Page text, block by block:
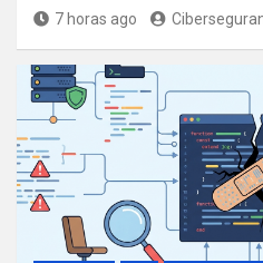
7 horas ago